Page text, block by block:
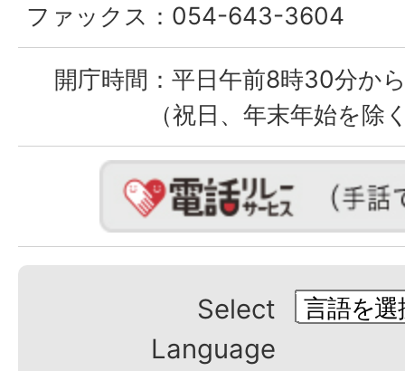
ファックス： 054-643-3604
開庁時間： 平日午前8時30分か
（祝日、年末年始を除
Select
Language